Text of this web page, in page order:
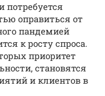
потребуется
оправиться от
пандемией
к росту спроса.
приоритет
становятся
и клиентов в